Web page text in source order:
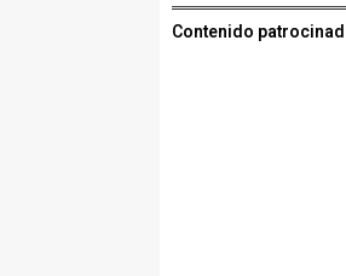
Contenido